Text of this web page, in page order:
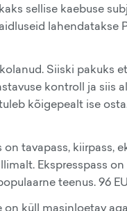
sellise kaebuse
lahendatakse
Siiski pakuks
kontroll ja siis
kõigepealt ise
tavapass, kiirpass,
Ekspresspass
teenus. 96
küll masinloetav